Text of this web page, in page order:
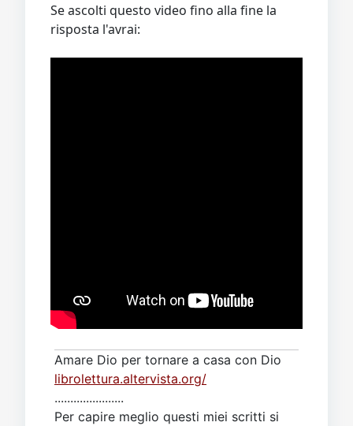
Se ascolti questo video fino alla fine la
risposta l'avrai:
Amare Dio per tornare a casa con Dio
librolettura.altervista.org/
......................
Per capire meglio questi miei scritti si